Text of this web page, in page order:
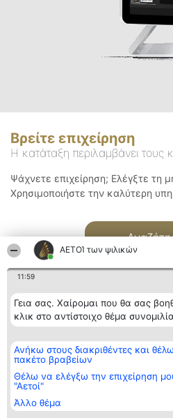
ΑΕΤΟΊ των ψιλικών
11:59
Γεια σας. Χαίρομαι που θα σας
κλικ στο αντίστοιχο θέμα
Ανήκω στους διακριθέντες και
πακέτο βραβείων
Θέλω να ελέγξω την επιχείρηση
"Αετοί"
Άλλο θέμα
Βρείτε επιχείρηση
Η κατάταξη περιλαμβάνει τους
Ψάχνετε επιχείρηση; Ελέγξτε τη
Χρησιμοποιήστε την καλύτερη
Διοργανωτής της
κατάταξης
BEAUTIFUL COMPANY
ΤΗΛ. ΕΠΙΚΟΙΝΩΝΙΑΣ:
2104128019
email:
aetoi@beautifulcompany.co
Κατάταξη
Διακριθέντες
των